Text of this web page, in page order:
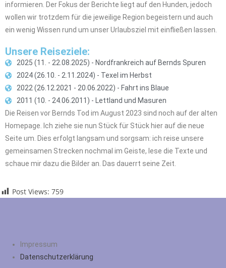
informieren. Der Fokus der Berichte liegt auf den Hunden, jedoch
wollen wir trotzdem für die jeweilige Region begeistern und auch
ein wenig Wissen rund um unser Urlaubsziel mit einfließen lassen.
Unsere Reiseziele:
2025 (11. - 22.08.2025) - Nordfrankreich auf Bernds Spuren
2024 (26.10. - 2.11.2024) - Texel im Herbst
2022 (26.12.2021 - 20.06.2022) - Fahrt ins Blaue
2011 (10. - 24.06.2011) - Lettland und Masuren
Die Reisen vor Bernds Tod im August 2023 sind noch auf der alten
Homepage. Ich ziehe sie nun Stück für Stück hier auf die neue
Seite um. Dies erfolgt langsam und sorgsam: ich reise unsere
gemeinsamen Strecken nochmal im Geiste, lese die Texte und
schaue mir dazu die Bilder an. Das dauerrt seine Zeit.
Post Views: 759
Impressum
Datenschutzerklärung